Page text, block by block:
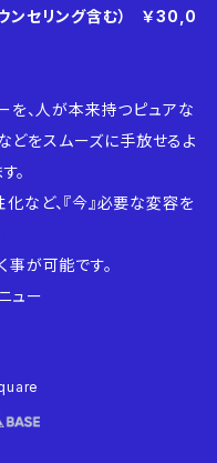
ンセリング含む） ￥30,0
を、人が本来持つピュアな
どをスムーズに手放せるよ
。
など、『今』必要な変容を
事が可能です。
ュー